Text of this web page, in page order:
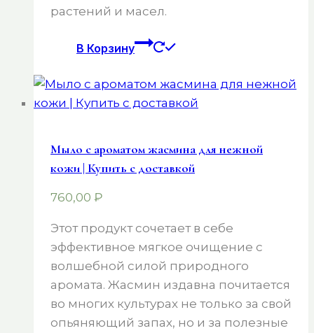
растений и масел.
В Корзину
Мыло с ароматом жасмина для нежной
кожи | Купить с доставкой
760,00 ₽
Этот продукт сочетает в себе
эффективное мягкое очищение с
волшебной силой природного
аромата. Жасмин издавна почитается
во многих культурах не только за свой
опьяняющий запах, но и за полезные